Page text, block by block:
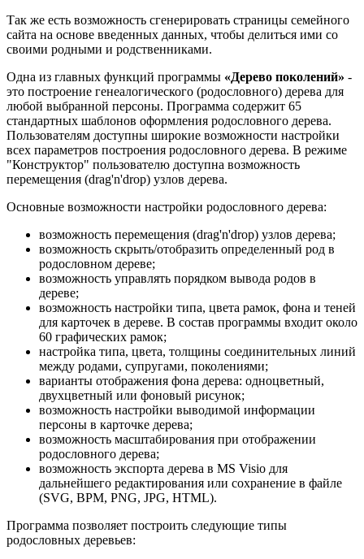
Так же есть возможность сгенерировать страницы семейного
сайта на основе введенных данных, чтобы делиться ими со
своими родными и родственниками.
Одна из главных функций программы «Дерево поколений» -
это построение генеалогического (родословного) дерева для
любой выбранной персоны. Программа содержит 65
стандартных шаблонов оформления родословного дерева.
Пользователям доступны широкие возможности настройки
всех параметров построения родословного дерева. В режиме
"Конструктор" пользователю доступна возможность
перемещения (drag'n'drop) узлов дерева.
Основные возможности настройки родословного дерева:
возможность перемещения (drag'n'drop) узлов дерева;
возможность скрыть/отобразить определенный род в
родословном дереве;
возможность управлять порядком вывода родов в
дереве;
возможность настройки типа, цвета рамок, фона и теней
для карточек в дереве. В состав программы входит около
60 графических рамок;
настройка типа, цвета, толщины соединительных линий
между родами, супругами, поколениями;
варианты отображения фона дерева: одноцветный,
двухцветный или фоновый рисунок;
возможность настройки выводимой информации
персоны в карточке дерева;
возможность масштабирования при отображении
родословного дерева;
возможность экспорта дерева в MS Visio для
дальнейшего редактирования или сохранение в файле
(SVG, BPM, PNG, JPG, HTML).
Программа позволяет построить следующие типы
родословных деревьев: